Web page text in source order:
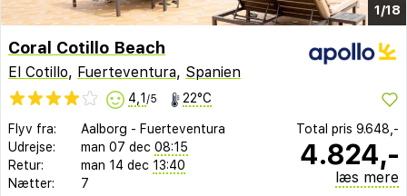
1/18
Coral Cotillo Beach
El Cotillo, Fuerteventura, Spanien
4,1 /5 22°C
Flyv fra: Aalborg - Fuerteventura
Udrejse:
man 07 dec 08:15
Retur:
man 14 dec 13:40
Nætter:
7
Total pris 9.648,-
4.824,-
læs mere